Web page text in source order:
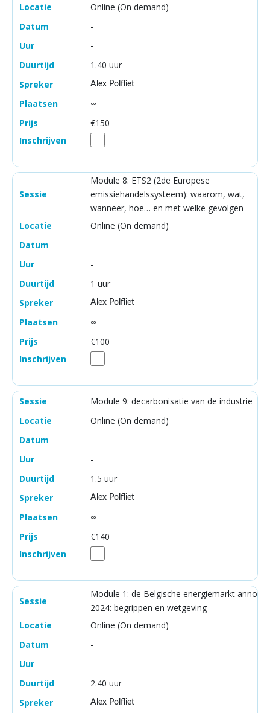
Online (On demand)
-
-
1.40 uur
Alex Polfliet
∞
€150
Module 8: ETS2 (2de Europese
emissiehandelssysteem): waarom, wat,
wanneer, hoe… en met welke gevolgen
Online (On demand)
-
-
1 uur
Alex Polfliet
∞
€100
Module 9: decarbonisatie van de industrie
Online (On demand)
-
-
1.5 uur
Alex Polfliet
∞
€140
Module 1: de Belgische energiemarkt anno
2024: begrippen en wetgeving
Online (On demand)
-
-
2.40 uur
Alex Polfliet